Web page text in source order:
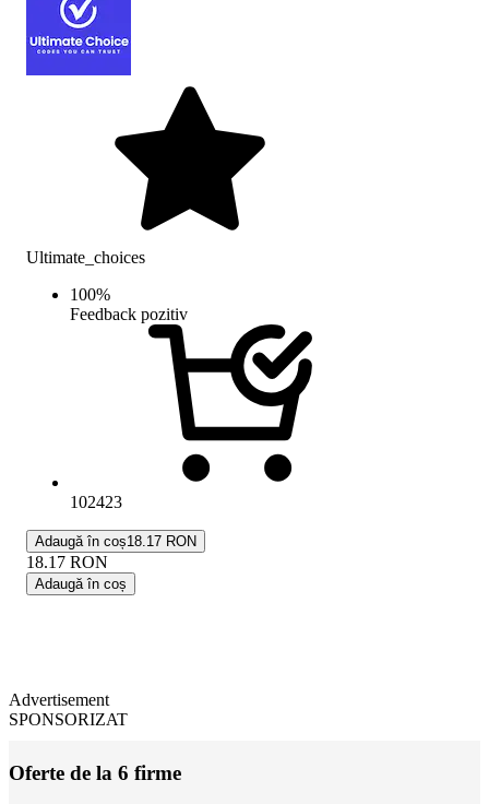
Ultimate_choices
100%
Feedback pozitiv
102423
Adaugă în coș18.17 RON
18.17 RON
Adaugă în coș
Advertisement
SPONSORIZAT
Oferte de la 6 firme